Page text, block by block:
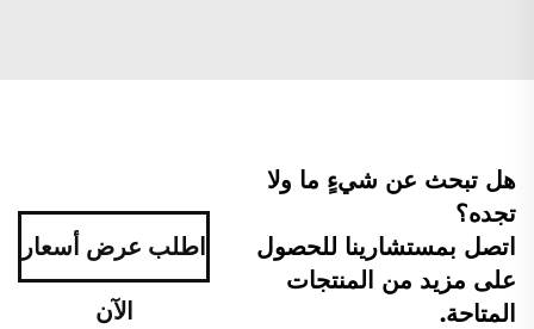
هل تبحث عن شيءٍ ما ولا
تجده؟
اتصل بمستشارينا للحصول
على مزيد من المنتجات
المتاحة.
اطلب عرض أسعار
الآن